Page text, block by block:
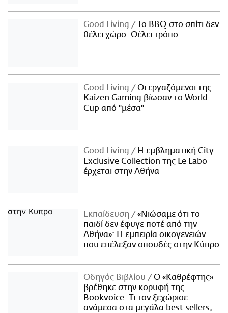
Good Living
Το BBQ στο σπίτι δεν
θέλει χώρο. Θέλει τρόπο.
Good Living
Οι εργαζόμενοι της
Kaizen Gaming βίωσαν το World
Cup από "μέσα"
Good Living
Η εμβληματική City
Exclusive Collection της Le Labo
έρχεται στην Αθήνα
Εκπαίδευση
«Νιώσαμε ότι το
παιδί δεν έφυγε ποτέ από την
Αθήνα»: Η εμπειρία οικογενειών
που επέλεξαν σπουδές στην Κύπρο
Οδηγός Βιβλίου
Ο «Καθρέφτης»
βρέθηκε στην κορυφή της
Bookvoice. Τι τον ξεχώρισε
ανάμεσα στα μεγάλα best sellers;